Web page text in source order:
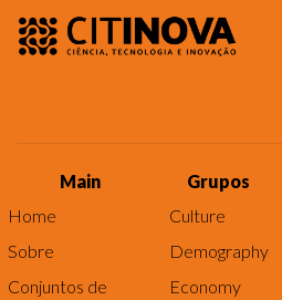
Main
Home
Sobre
Conjuntos de
Grupos
Culture
Demography
Economy